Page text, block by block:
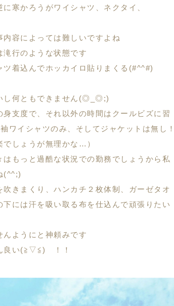
寒かろうがワイシャツ、ネクタイ、
内容によっては難しいですよね
行のような状態です
着込んでホッカイロ貼りまくる(#^^#)
し何ともできません(◎_◎;)
支度で、それ以外の時間はクールビズに習
ワイシャツのみ、そしてジャケットは無し！
でしょうが無理かな…）
もっと過酷な状況での勤務でしょうから私
(^^;)
きまくり、ハンカチ２枚体制、ガーゼタオ
には汗を吸い取る布を仕込んで頑張りたい
ようにと神頼みです
良い(≧▽≦) ！！